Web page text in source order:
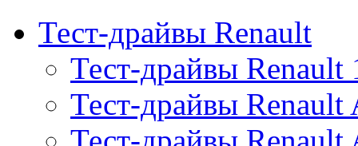
Тест-драйвы Renault
Тест-драйвы Renault
Тест-драйвы Renault